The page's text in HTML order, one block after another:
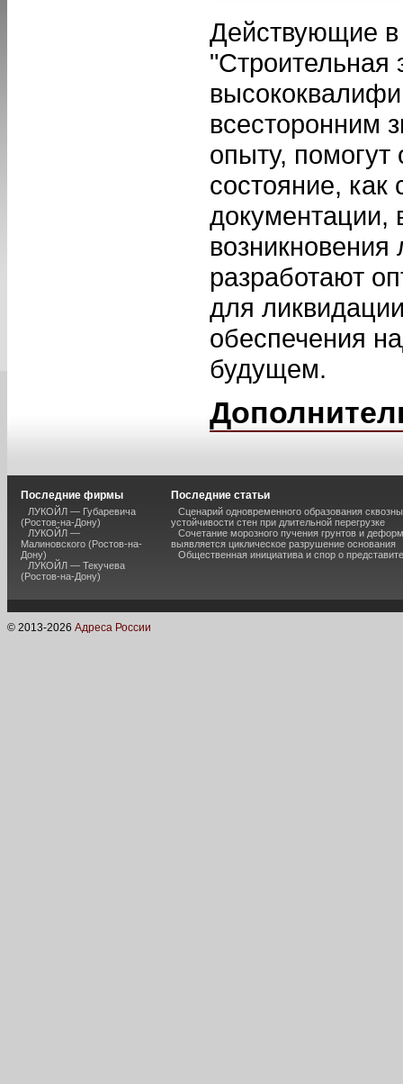
Действующие
"Строительная
всесторонним
опыту, помогут
состояние, как
документации,
разработают
для
обеспечения
будущем.
Последние фирмы
ЛУКОЙЛ — Губаревича
(Ростов-на-Дону)
ЛУКОЙЛ —
Малиновского (Ростов-на-
Дону)
ЛУКОЙЛ — Текучева
(Ростов-на-Дону)
Последние статьи
Сценарий одновременного образования
устойчивости стен при длительной перегрузке
Сочетание морозного пучения грунтов и
выявляется циклическое разрушение основания
Общественная инициатива и спор о
© 2013-2026 Адреса России